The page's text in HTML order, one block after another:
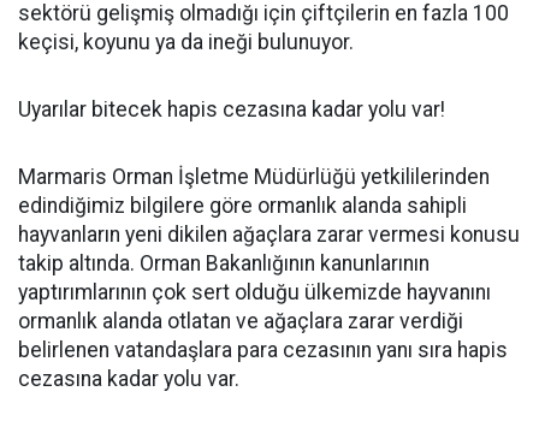
sektörü gelişmiş olmadığı için çiftçilerin en fazla 100
keçisi, koyunu ya da ineği bulunuyor.
Uyarılar bitecek hapis cezasına kadar yolu var!
Marmaris Orman İşletme Müdürlüğü yetkililerinden
edindiğimiz bilgilere göre ormanlık alanda sahipli
hayvanların yeni dikilen ağaçlara zarar vermesi konusu
takip altında. Orman Bakanlığının kanunlarının
yaptırımlarının çok sert olduğu ülkemizde hayvanını
ormanlık alanda otlatan ve ağaçlara zarar verdiği
belirlenen vatandaşlara para cezasının yanı sıra hapis
cezasına kadar yolu var.